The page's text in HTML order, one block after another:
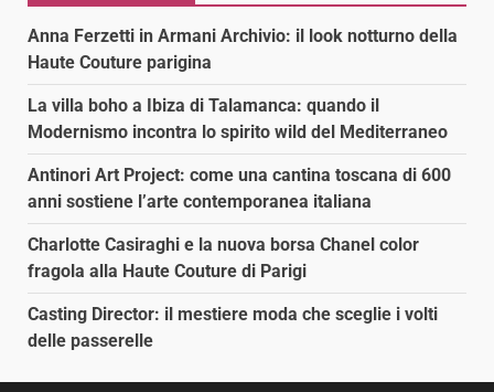
Anna Ferzetti in Armani Archivio: il look notturno della
Haute Couture parigina
La villa boho a Ibiza di Talamanca: quando il
Modernismo incontra lo spirito wild del Mediterraneo
Antinori Art Project: come una cantina toscana di 600
anni sostiene l’arte contemporanea italiana
Charlotte Casiraghi e la nuova borsa Chanel color
fragola alla Haute Couture di Parigi
Casting Director: il mestiere moda che sceglie i volti
delle passerelle